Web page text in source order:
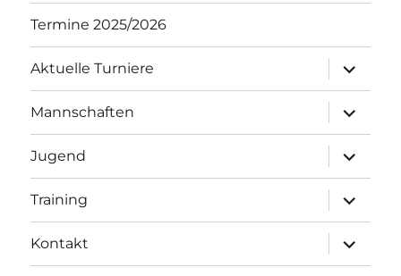
Termine 2025/2026
Aktuelle Turniere
öffnen
Mannschaften
öffnen
Jugend
öffnen
Training
öffnen
Kontakt
öffnen